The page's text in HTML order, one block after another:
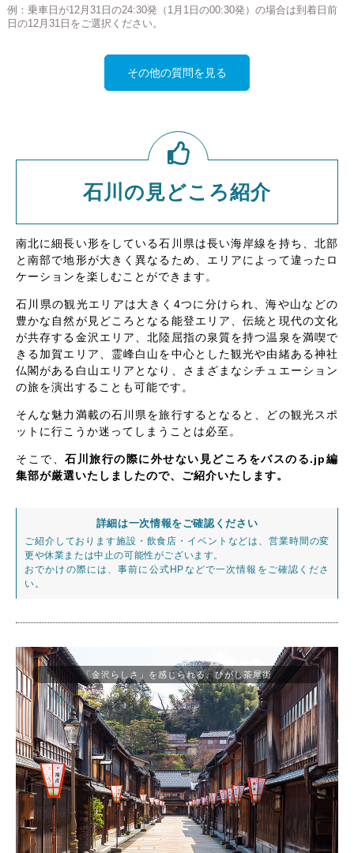
例：乗車日が12月31日の24:30発（1月1日の00:30発）の場合は到着日前
日の12月31日をご選択ください。
その他の質問を見る
石川の見どころ紹介
南北に細長い形をしている石川県は長い海岸線を持ち、北部
と南部で地形が大きく異なるため、エリアによって違ったロ
ケーションを楽しむことができます。
石川県の観光エリアは大きく4つに分けられ、海や山などの
豊かな自然が見どころとなる能登エリア、伝統と現代の文化
が共存する金沢エリア、北陸屈指の泉質を持つ温泉を満喫で
きる加賀エリア、霊峰白山を中心とした観光や由緒ある神社
仏閣がある白山エリアとなり、さまざまなシチュエーション
の旅を演出することも可能です。
そんな魅力満載の石川県を旅行するとなると、どの観光スポ
ットに行こうか迷ってしまうことは必至。
そこで、石川旅行の際に外せない見どころをバスのる.jp編
集部が厳選いたしましたので、ご紹介いたします。
詳細は一次情報をご確認ください
ご紹介しております施設・飲食店・イベントなどは、営業時間の変
更や休業または中止の可能性がございます。
おでかけの際には、事前に公式HPなどで一次情報をご確認くださ
い。
「金沢らしさ」を感じられる、ひがし茶屋街